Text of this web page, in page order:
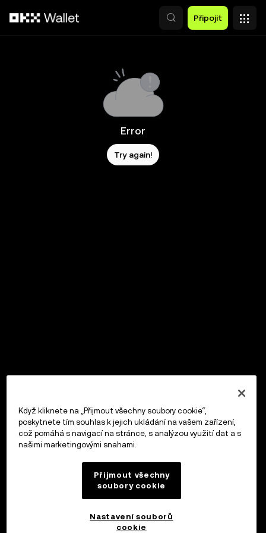
Připojit
Error
Try again!
Když kliknete na „Přijmout všechny soubory cookie“,
poskytnete tím souhlas k jejich ukládání na vašem zařízení,
což pomáhá s navigací na stránce, s analýzou využití dat a s
našimi marketingovými snahami.
Přijmout všechny
soubory cookie
Nastavení souborů
cookie